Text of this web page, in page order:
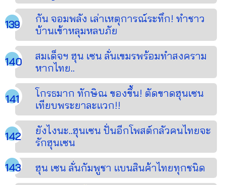
กัน จอมพลัง เล่าเหตุการณ์ระทึก! ทำชาว
บ้านเข้าหลุมหลบภัย
สมเด็จฯ ฮุน เซน ลั่นเขมรพร้อมทำสงคราม
หากไทย..
โกรธมาก ทักษิณ ของขึ้น! ตัดขาดฮุนเซน
เทียบพระยาละแวก!!
ยังไงนะ..ฮุนเซน ปั่นอีกโพสต์กลัวคนไทยจะ
รักฮุนเซน
ฮุน เซน ลั่นกัมพูชา แบนสินค้าไทยทุกชนิด